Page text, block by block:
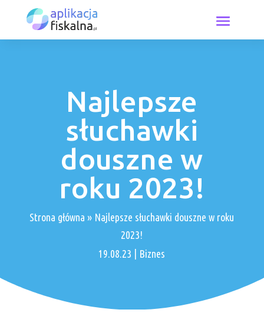
Najlepsze
słuchawki
douszne w
roku 2023!
Strona główna » Najlepsze słuchawki douszne w roku
2023!
19.08.23
Biznes